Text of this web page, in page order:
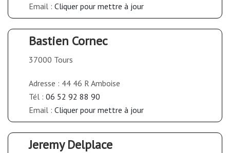
Email : Cliquer pour mettre à jour
Bastien Cornec
37000 Tours
Adresse : 44 46 R Amboise
Tél : 06 52 92 88 90
Email : Cliquer pour mettre à jour
Jeremy Delplace